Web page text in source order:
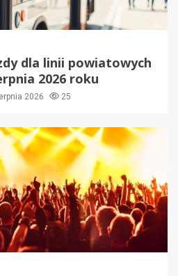
dla linii powiatowych
2026 roku
2026 25